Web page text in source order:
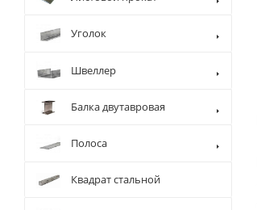
Уголок
Швеллер
Балка двутавровая
Полоса
Квадрат стальной